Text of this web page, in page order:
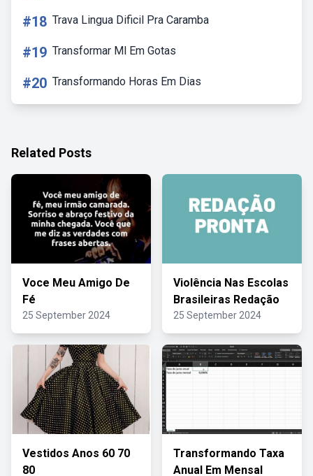
#18 Trava Lingua Dificil Pra Caramba
#19 Transformar Ml Em Gotas
#20 Transformando Horas Em Dias
Related Posts
Voce Meu Amigo De
Fé
25 September 2024
Violência Nas Escolas
Brasileiras Redação
25 September 2024
Vestidos Anos 60 70
80
Transformando Taxa
Anual Em Mensal